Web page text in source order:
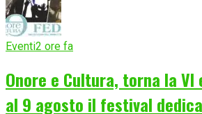
Eventi2 ore fa
Onore e Cultura, torna la VI
al 9 agosto il festival